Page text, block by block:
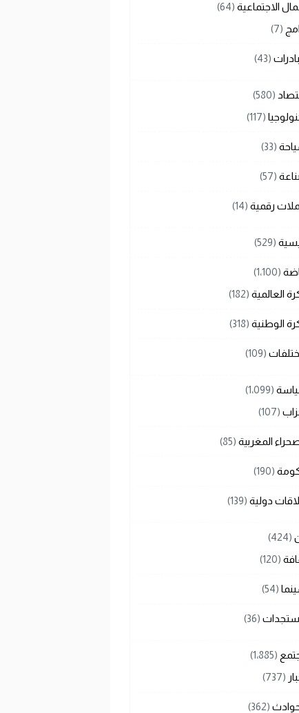
الاجتماعية (64)
(7)
(43)
(580)
(117)
(33)
(57)
رقمية (14)
(529)
(1٬100)
العالمية (182)
الوطنية (318)
(109)
(1٬099)
(107)
المغربية (85)
(190)
دولية (139)
(424)
(120)
(54)
(36)
(1٬885)
(737)
(362)